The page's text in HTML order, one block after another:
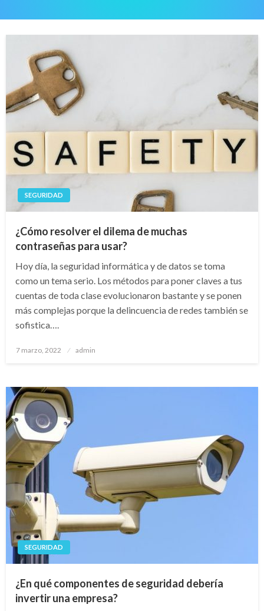
SEGURIDAD
¿Cómo resolver el dilema de muchas
contraseñas para usar?
Hoy día, la seguridad informática y de datos se toma
como un tema serio. Los métodos para poner claves a tus
cuentas de toda clase evolucionaron bastante y se ponen
más complejas porque la delincuencia de redes también se
sofistica….
Publicado
7 marzo, 2022 admin
SEGURIDAD
¿En qué componentes de seguridad debería
invertir una empresa?